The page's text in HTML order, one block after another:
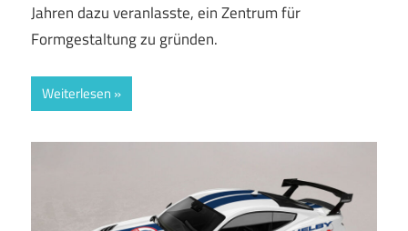
Jahren dazu veranlasste, ein Zentrum für
Formgestaltung zu gründen.
Weiterlesen